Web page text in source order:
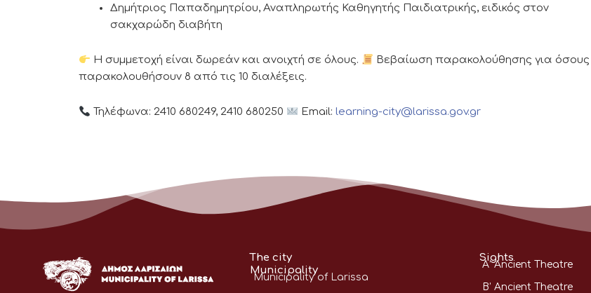
Δημήτριος Παπαδημητρίου, Αναπληρωτής Καθηγητής Παιδιατρικής, ειδικός στον
σακχαρώδη διαβήτη
Η συμμετοχή είναι δωρεάν και ανοιχτή σε όλους.
Βεβαίωση παρακολούθησης για όσους
παρακολουθήσουν 8 από τις 10 διαλέξεις.
Τηλέφωνα: 2410 680249, 2410 680250 Email:learning-city@larissa.gov.gr
The city
Municipality
Municipality of Larissa
Sights
A’ Ancient Theatre
B’ Ancient Theatre